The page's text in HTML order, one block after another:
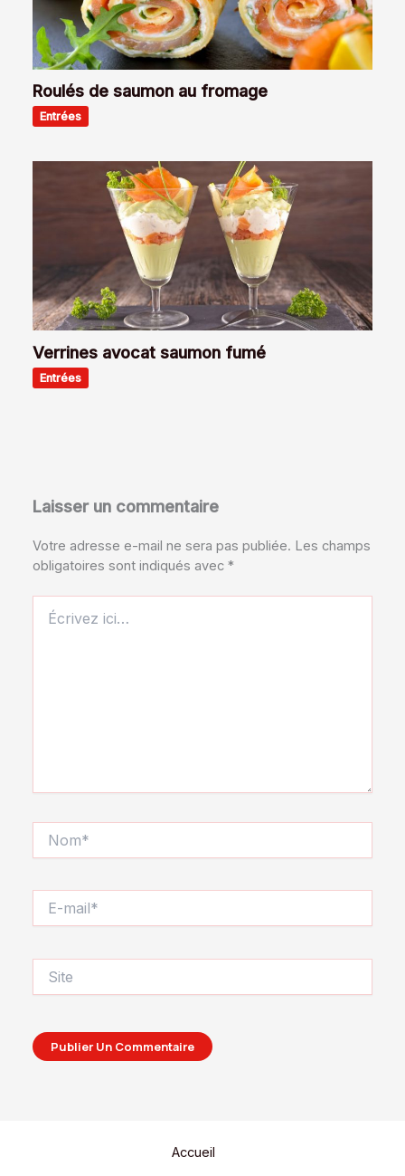
Roulés de saumon au fromage
Entrées
Verrines avocat saumon fumé
Entrées
Laisser un commentaire
Votre adresse e-mail ne sera pas publiée. Les champs
obligatoires sont indiqués avec*
ici…
mail*
Accueil